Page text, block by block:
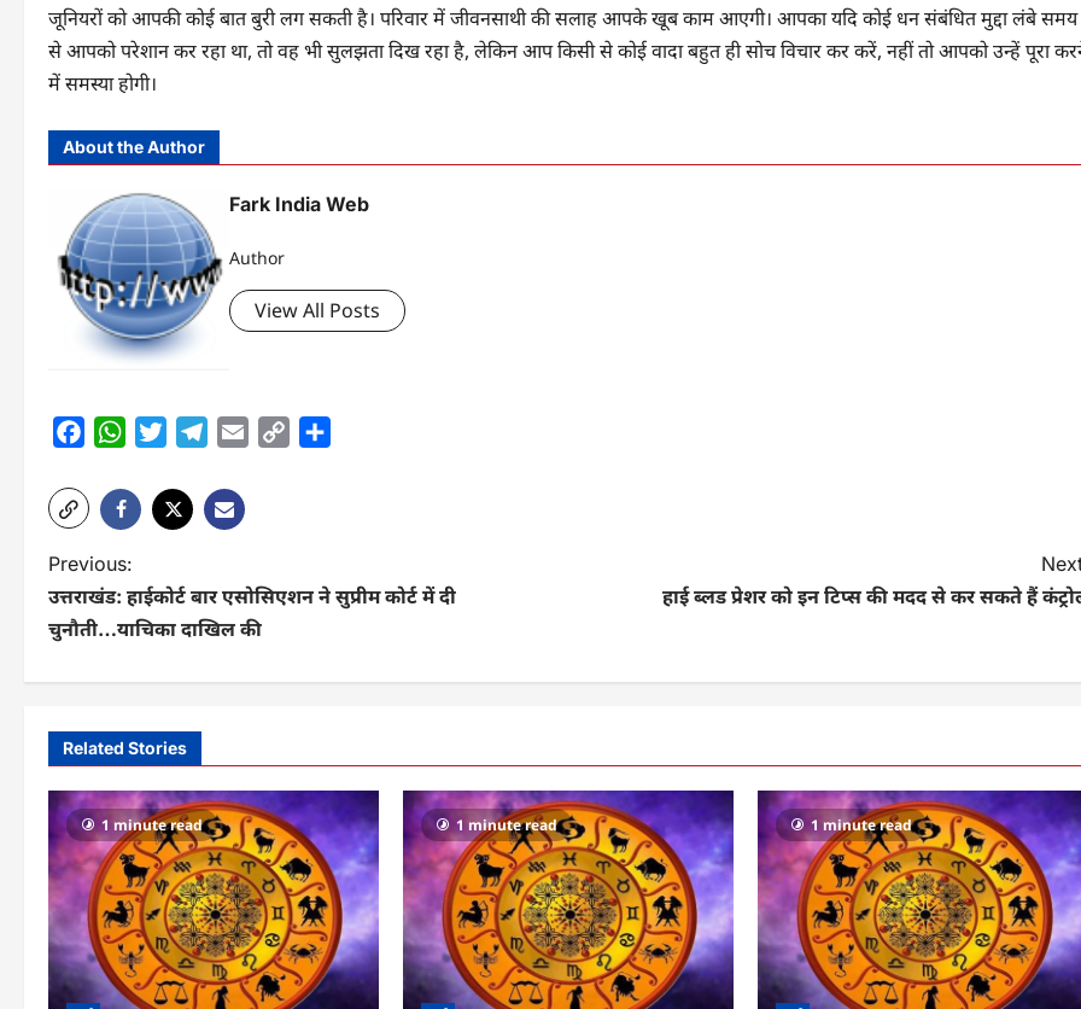
जूनियरों को आपकी कोई बात बुरी लग सकती है। परिवार में जीवनसाथी की सलाह आपके खूब काम आएगी। आपका यदि कोई धन संबंधित मुद्दा लंबे समय
से आपको परेशान कर रहा था, तो वह भी सुलझता दिख रहा है, लेकिन आप किसी से कोई वादा बहुत ही सोच विचार कर करें, नहीं तो आपको उन्हें पूरा
में समस्या होगी।
About the Author
Fark India Web
Author
View All Posts
FacebookWhatsAppTwitterTelegram
Email
Copy
P
o
n
a
v
i
g
a
Previous:
उत्तराखंड: हाईकोर्ट बार एसोसिएशन ने सुप्रीम कोर्ट में दी
चुनौती…याचिका दाखिल की
हाई ब्लड प्रेशर को इन टिप्स की मदद से कर सकते हैं
Related Stories
1 minute read 1 minute read 1 minute read